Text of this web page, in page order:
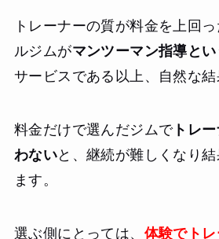
トレーナーの質が料金を上回
ルジムがマンツーマン指導と
サービスである以上、自然な結
料金だけで選んだジムでトレ
わないと、継続が難しくなり
ます。
選ぶ側にとっては、 体験でト